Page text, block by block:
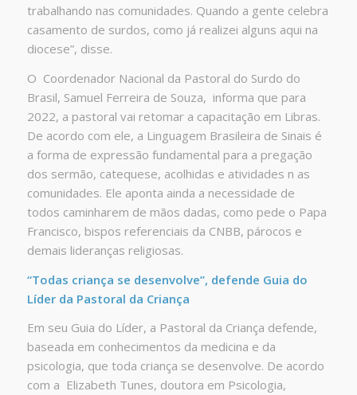
trabalhando nas comunidades. Quando a gente celebra
casamento de surdos, como já realizei alguns aqui na
diocese”, disse.
O Coordenador Nacional da Pastoral do Surdo do
Brasil, Samuel Ferreira de Souza, informa que para
2022, a pastoral vai retomar a capacitação em Libras.
De acordo com ele, a Linguagem Brasileira de Sinais é
a forma de expressão fundamental para a pregação
dos sermão, catequese, acolhidas e atividades n as
comunidades. Ele aponta ainda a necessidade de
todos caminharem de mãos dadas, como pede o Papa
Francisco, bispos referenciais da CNBB, párocos e
demais lideranças religiosas.
“Todas criança se desenvolve”, defende Guia do
Líder da Pastoral da Criança
Em seu Guia do Líder, a Pastoral da Criança defende,
baseada em conhecimentos da medicina e da
psicologia, que toda criança se desenvolve. De acordo
com a Elizabeth Tunes, doutora em Psicologia,